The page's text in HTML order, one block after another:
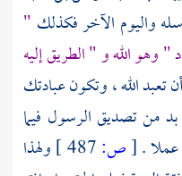
واليوم الآخر فكذلك "
" وهو الله و " الطريق إليه
الله ، وتكون عبادتك
بد من تصديق الرسول فيما
.
[ص:
ولهذا